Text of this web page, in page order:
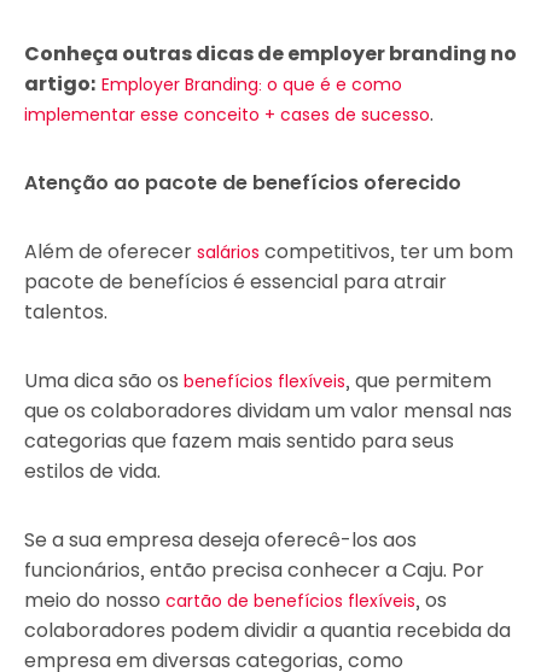
Conheça outras dicas de employer branding no
artigo: Employer Branding: o que é e como
implementar esse conceito + cases de sucesso.
Atenção ao pacote de benefícios oferecido
Além de oferecer salários competitivos, ter um bom
pacote de benefícios é essencial para atrair
talentos.
Uma dica são os benefícios flexíveis, que permitem
que os colaboradores dividam um valor mensal nas
categorias que fazem mais sentido para seus
estilos de vida.
Se a sua empresa deseja oferecê-los aos
funcionários, então precisa conhecer a Caju. Por
meio do nosso cartão de benefícios flexíveis, os
colaboradores podem dividir a quantia recebida da
empresa em diversas categorias, como